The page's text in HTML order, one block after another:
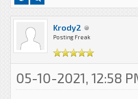
Krody2
Posting Freak
05-10-2021, 12:58